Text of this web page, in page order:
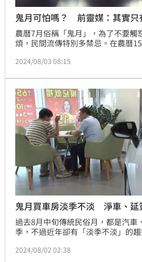
鬼月可怕嗎？ 前靈媒：其實只
農曆7月俗稱「鬼月」，為了不要觸
煩，民間流傳特別多禁忌。在農曆
月」。電視劇《通靈少女》原型人物
泳？甚至不能結婚，吼～別怕，能
外，她也分享自身經驗，中元普渡
來「1狀況」。（記者：周宸妘）
2024/08/03 08:15
鬼月買車房淡季不淡 淨車、延
過去8月中旬傳統民俗月，都是汽車
季，不過近年卻有「淡季不淡」的
要在鬼月買車買房，還是有應對方式
2024/08/02 02:38